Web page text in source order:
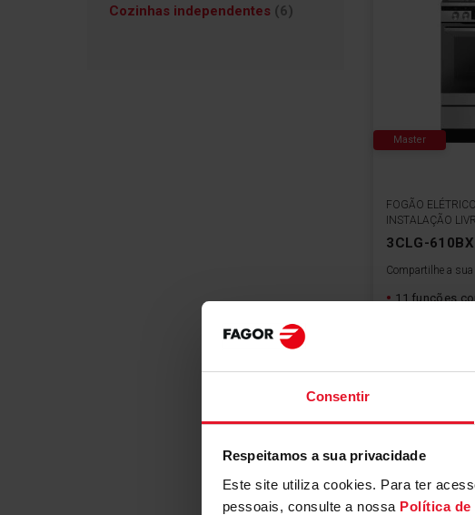
Consentir
Respeitamos a sua privacidade
Este site utiliza cookies. Para ter
pessoais, consulte a nossa Política de
FOGÃO
INSTALAÇÃO
3CLG-610BX
Compartilhe a
11 funções
Master
Cozinhas independentes
6
artigos